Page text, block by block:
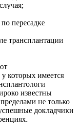
пересадке
трансплантации
которых имеется
известны
не только
докладчики